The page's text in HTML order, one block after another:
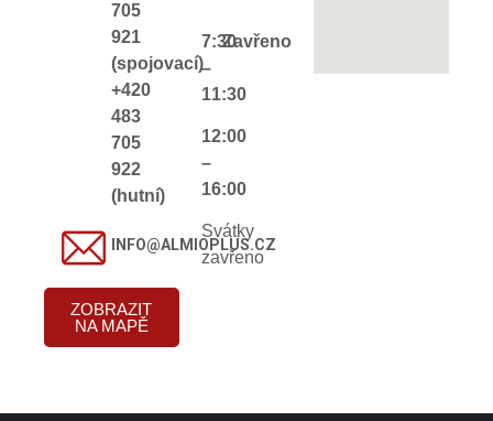
705
921
(spojovací)
+420
483
705
922
(hutní)
INFO@ALMIOPLUS.CZ
ZOBRAZIT
NA MAPĚ
7:30
–
11:30
12:00
–
16:00
Zavřeno
Svátky
zavřeno